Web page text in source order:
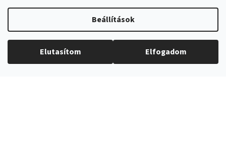
Beállítások
Elutasítom Elfogadom